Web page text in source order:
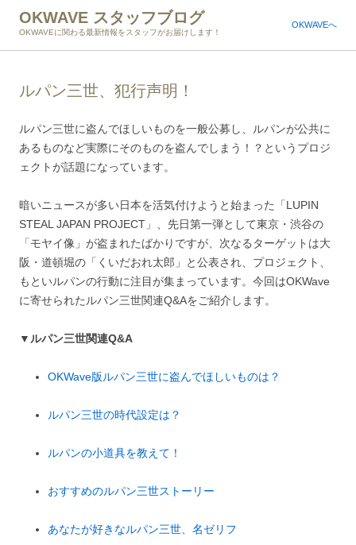
OKWAVE スタッフブログ
OKWAVEに関わる最新情報をスタッフがお届けします！
OKWAVEへ
ルパン三世、犯行声明！
ルパン三世に盗んでほしいものを一般公募し、ルパンが公共に
あるものなど実際にそのものを盗んでしまう！？というプロジ
ェクトが話題になっています。
暗いニュースが多い日本を活気付けようと始まった「LUPIN
STEAL JAPAN PROJECT」、先日第一弾として東京・渋谷の
「モヤイ像」が盗まれたばかりですが、次なるターゲットは大
阪・道頓堀の「くいだおれ太郎」と公表され、プロジェクト、
もといルパンの行動に注目が集まっています。今回はOKWave
に寄せられたルパン三世関連Q&Aをご紹介します。
▼ルパン三世関連Q&A
OKWave版ルパン三世に盗んでほしいものは？
ルパン三世の時代設定は？
ルパンの小道具を教えて！
おすすめのルパン三世ストーリー
あなたが好きなルパン三世、名ゼリフ